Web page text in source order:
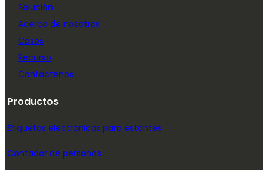
Solución
Acerca de nosotros
Casos
Recurso
Contáctenos
Productos
Etiquetas electrónicas para estantes
Contador de personas